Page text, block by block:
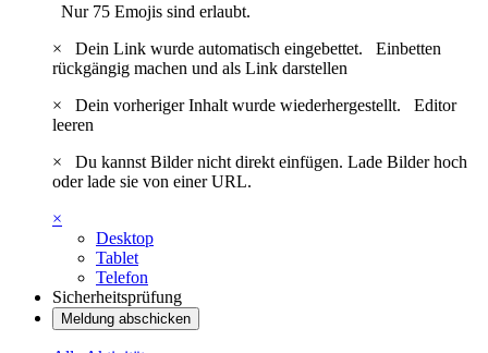
Nur 75 Emojis sind erlaubt.
×
Dein Link wurde automatisch eingebettet. Einbetten
rückgängig machen und als Link darstellen
×
Dein vorheriger Inhalt wurde wiederhergestellt. Editor
leeren
×
Du kannst Bilder nicht direkt einfügen. Lade Bilder hoch
oder lade sie von einer URL.
×
Desktop
Tablet
Telefon
Sicherheitsprüfung
Meldung abschicken